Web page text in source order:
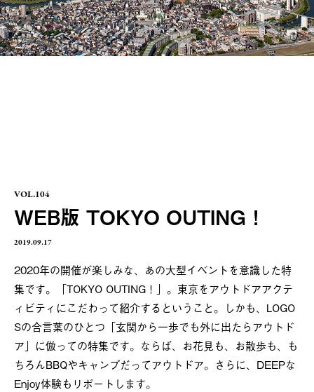
VOL.104
WEB版 TOKYO OUTING！
2019.09.17
2020年の開催が楽しみな、あの大型イベントを意識した特
集です。「TOKYO OUTING！」。東京をアウトドアアクテ
ィビティにこだわって紹介するということ。しかも、LOGO
Sの合言葉のひとつ「玄関から一歩でも外に出たらアウトド
ア」に倣っての特集です。ならば、お花見も、お散歩も、も
ちろんBBQやキャンプだってアウトドア。さらに、DEEPな
Enjoy体験もリポートします。